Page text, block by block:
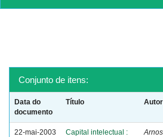
Conjunto de itens:
Data do
documento
Título
22-mai-2003
Capital intelectual :